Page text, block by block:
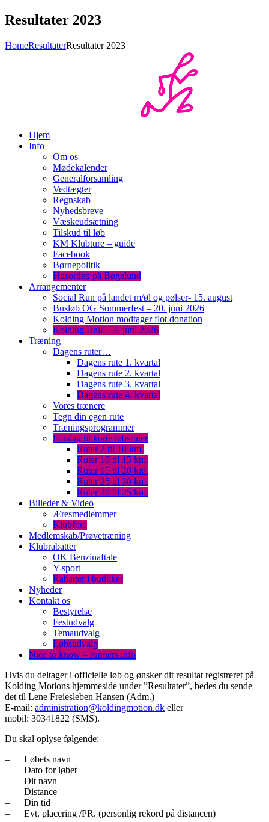
Resultater 2023
HomeResultaterResultater 2023
Hjem
Info
Om os
Mødekalender
Generalforsamling
Vedtægter
Regnskab
Nyhedsbreve
Væskeudsætning
Tilskud til løb
KM Klubture – guide
Facebook
Børnepolitik
Husorden på Bøgelund
Arrangementer
Social Run på landet m/øl og pølser- 15. august
Busløb OG Sommerfest – 20. juni 2026
Kolding Motion modtager flot donation
Kolding Half – 7. juni 2026
Træning
Dagens ruter…
Dagens rute 1. kvartal
Dagens rute 2. kvartal
Dagens rute 3. kvartal
Dagens rute 4. kvartal
Vores trænere
Tegn din egen rute
Træningsprogrammer
Forslag til korte løbsruter
Ruter 2 til 10 km.
Ruter 10 til 15 km.
Ruter 15 til 20 km.
Ruter 25 til 30 km.
Ruter 20 til 25 km.
Billeder & Video
Æresmedlemmer
Klubfoto
Medlemskab/Prøvetræning
Klubrabatter
OK Benzinaftale
Y-sport
Rabatter i butikker
Nyheder
Kontakt os
Bestyrelse
Festudvalg
Temaudvalg
Løbsudvalg
Nice to know – runners info
Hvis du deltager i officielle løb og ønsker dit resultat registreret på
Kolding Motions hjemmeside under ”Resultater”, bedes du sende
det til Lene Freiesleben Hansen (Adm.)
E-mail: administration@koldingmotion.dk eller
mobil: 30341822 (SMS).
Du skal oplyse følgende:
– Løbets navn
– Dato for løbet
– Dit navn
– Distance
– Din tid
– Evt. placering /PR. (personlig rekord på distancen)